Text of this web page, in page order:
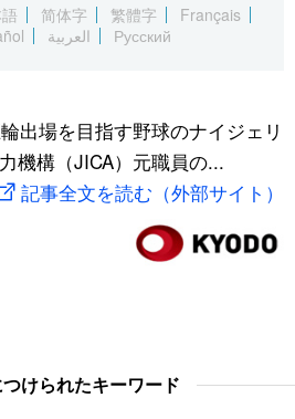
Русский
简体字 繁體字
Français
العربية Русский
出場を目指す野球のナイジェリ
機構（JICA）元職員の...
記事全文を読む（外部サイト）
けられたキーワード